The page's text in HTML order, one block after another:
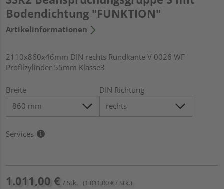
Bodendichtung "FUNKTION"
Artikelinformationen
2110x860x46mm DIN rechts Rundkante V 0026 WF
Profilzylinder 55mm Klasse3
Breite DIN Richtung
Services
1.011,00 € / Stk. (1.011,00 € / Stk.)